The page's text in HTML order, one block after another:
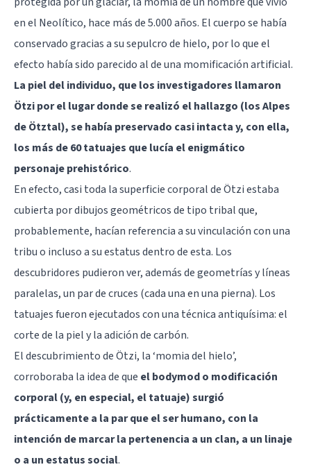
en el Neolítico, hace más de 5.000 años. El cuerpo se había
conservado gracias a su sepulcro de hielo, por lo que el
efecto había sido parecido al de una momificación artificial.
La piel del individuo, que los investigadores llamaron
Ötzipor el lugar donde se realizó el hallazgo (los Alpes
de Ötztal), se había preservado casi intacta y, con ella,
los más de 60 tatuajes que lucía el enigmático
personaje prehistórico.
En efecto, casi toda la superficie corporal de Ötzi estaba
cubierta por dibujos geométricos de tipo tribal que,
probablemente, hacían referencia a su vinculación con una
tribu o incluso a su estatus dentro de esta. Los
descubridores pudieron ver, además de geometrías y líneas
paralelas, un par de cruces (cada una en una pierna). Los
tatuajes fueron ejecutados con una técnica antiquísima: el
corte de la piel y la adición de carbón.
El descubrimiento de Ötzi, la ‘momia del hielo’,
corroboraba la idea de que el bodymod o modificación
corporal (y, en especial, el tatuaje) surgió
prácticamente a la par que el ser humano, con la
intención de marcar la pertenencia a un clan, a un linaje
o a un estatus social.